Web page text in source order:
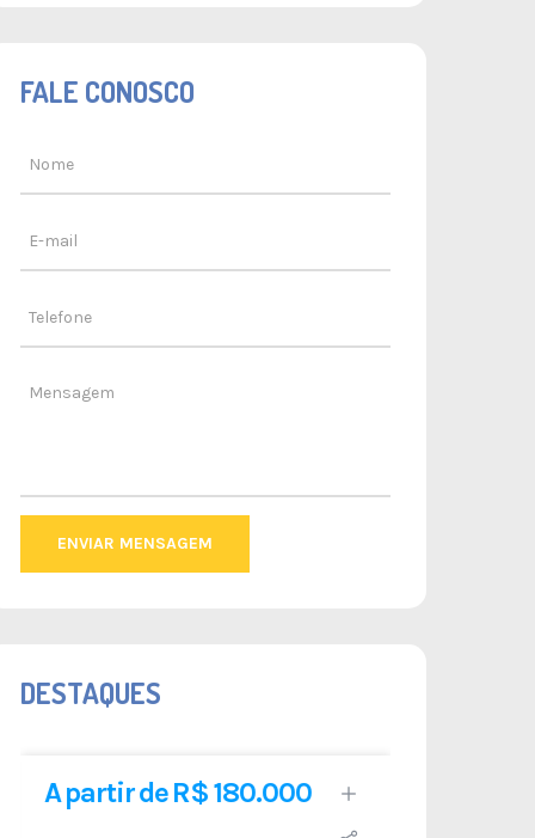
FALE CONOSCO
ENVIAR MENSAGEM
DESTAQUES
A partir de R$ 180.000